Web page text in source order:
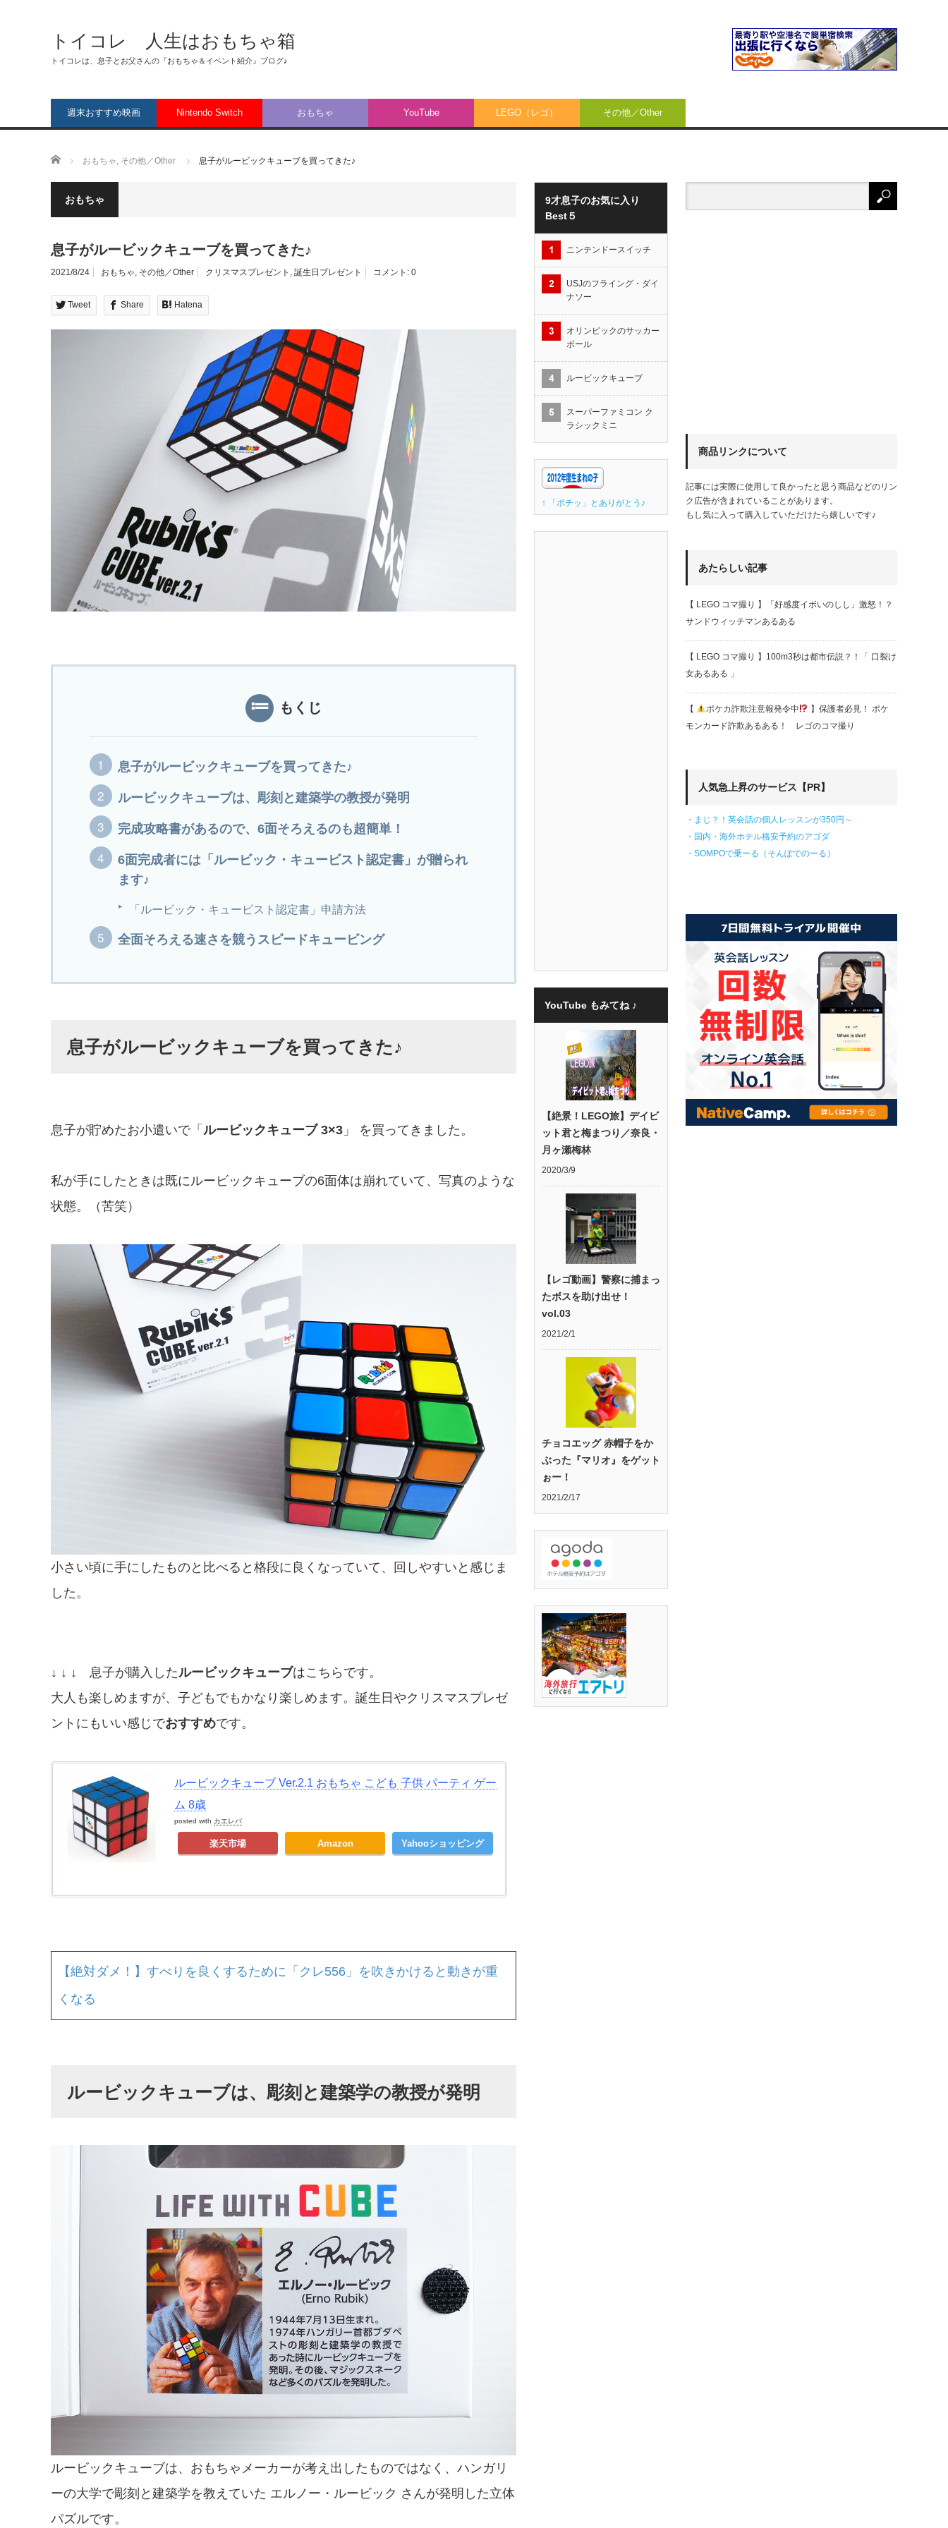
トイコレ 人生はおもちゃ箱
トイコレは、息子とお父さんの『おもちゃ＆イベント紹介』ブログ♪
週末おすすめ映画 Nintendo Switch おもちゃ YouTube LEGO（レゴ） その他／Other
ホーム おもちゃ, その他／Other 息子がルービックキューブを買ってきた♪
おもちゃ
息子がルービックキューブを買ってきた♪
2021/8/24 おもちゃ, その他／Other クリスマスプレゼント , 誕生日プレゼント コメント: 0
Tweet Share Hatena
もくじ
息子がルービックキューブを買ってきた♪
ルービックキューブは、彫刻と建築学の教授が発明
完成攻略書があるので、6面そろえるのも超簡単！
6面完成者には「ルービック・キュービスト認定書」が贈られ
ます♪
「ルービック・キュービスト認定書」申請方法
全面そろえる速さを競うスピードキュービング
息子がルービックキューブを買ってきた♪
息子が貯めたお小遣いで「 ルービックキューブ 3×3 」 を買ってきました。
私が手にしたときは既にルービックキューブの6面体は崩れていて、写真のような
状態。（苦笑）
小さい頃に手にしたものと比べると格段に良くなっていて、回しやすいと感じま
した。
↓ ↓ ↓ 息子が購入したルービックキューブはこちらです。
大人も楽しめますが、子どもでもかなり楽しめます。誕生日やクリスマスプレゼ
ントにもいい感じでおすすめです。
ルービックキューブ Ver.2.1 おもちゃ こども 子供 パーティ ゲー
ム 8歳
posted with カエレバ
楽天市場 Amazon Yahooショッピング
【絶対ダメ！】すべりを良くするために「クレ556」を吹きかけると動きが重
くなる
ルービックキューブは、彫刻と建築学の教授が発明
ルービックキューブは、おもちゃメーカーが考え出したものではなく、ハンガリ
ーの大学で彫刻と建築学を教えていた エルノー・ルービック さんが発明した立体
パズルです。
9才息子のお気に入り
Best５
ニンテンドースイッチ
USJのフライング・ダイ
ナソー
オリンピックのサッカー
ボール
ルービックキューブ
スーパーファミコン ク
ラシックミニ
↑ 「ポチッ」とありがとう♪
YouTube もみてね ♪
【絶景！LEGO旅】デイビ
ット君と梅まつり／奈良・
月ヶ瀬梅林
2020/3/9
【レゴ動画】警察に捕まっ
たボスを助け出せ！
vol.03
2021/2/1
チョコエッグ 赤帽子をか
ぶった『マリオ』をゲット
ぉー！
2021/2/17
商品リンクについて
記事には実際に使用して良かったと思う商品などのリン
ク広告が含まれていることがあります。
もし気に入って購入していただけたら嬉しいです♪
あたらしい記事
【 LEGO コマ撮り 】「好感度イボいのしし」激怒！？
サンドウィッチマンあるある
【 LEGO コマ撮り 】100m3秒は都市伝説？！「 口裂け
女あるある 」
【 ポケカ詐欺注意報発令中
】保護者必見！ ポケ
モンカード詐欺あるある！ レゴのコマ撮り
人気急上昇のサービス【PR】
・まじ？！英会話の個人レッスンが350円～
・国内・海外ホテル格安予約のアゴダ
・SOMPOで乗ーる（そんぽでのーる）